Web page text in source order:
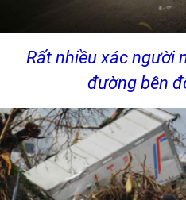
Rất nhiều xác người
đường bên